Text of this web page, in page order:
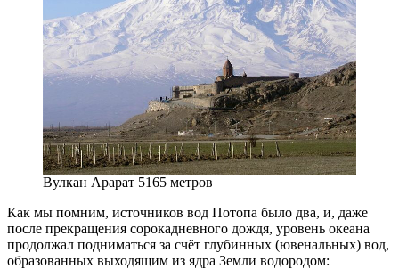
Вулкан Арарат 5165 метров
Как мы помним, источников вод Потопа было два, и, даже
после прекращения сорокадневного дождя, уровень океана
продолжал подниматься за счёт глубинных (ювенальных) вод,
образованных выходящим из ядра Земли водородом: